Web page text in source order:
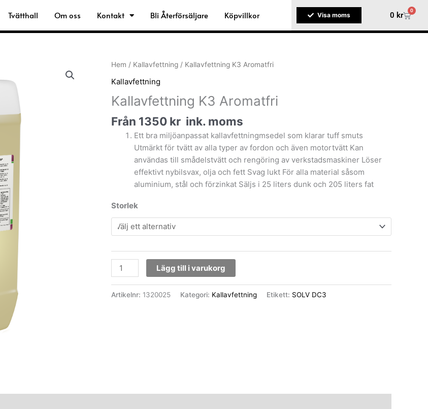
Tvätthall Om oss Kontakt Bli Återförsäljare Köpvillkor Visa moms 0 kr
0
Hem / Kallavfettning / Kallavfettning K3 Aromatfri
Kallavfettning
Kallavfettning K3 Aromatfri
Från 1350 kr ink. moms
Ett bra miljöanpassat kallavfettningmsedel som klarar tuff smuts
Utmärkt för tvätt av alla typer av fordon och även motortvätt Kan
användas till smådelstvätt och rengöring av verkstadsmaskiner Löser
effektivt nybilsvax, olja och fett Svag lukt För alla material såsom
aluminium, stål och förzinkat Säljs i 25 liters dunk och 205 liters fat
Storlek
Kallavfettning
Aromatfri
mängd
Lägg till i varukorg
Artikelnr: 1320025 Kategori: Kallavfettning Etikett: SOLV DC3